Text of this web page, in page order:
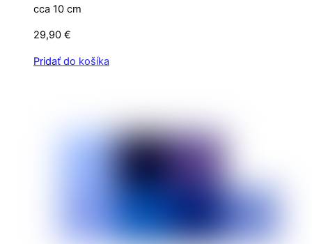
cca 10 cm
29,90 €
Pridať do košíka